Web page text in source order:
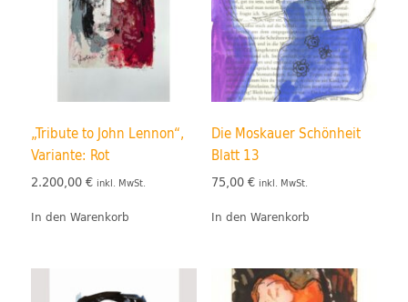
„Tribute to John Lennon“,
Variante: Rot
2.200,00€ inkl. MwSt.
In den Warenkorb
Die Moskauer Schönheit
Blatt 13
75,00 € inkl. MwSt.
In den Warenkorb